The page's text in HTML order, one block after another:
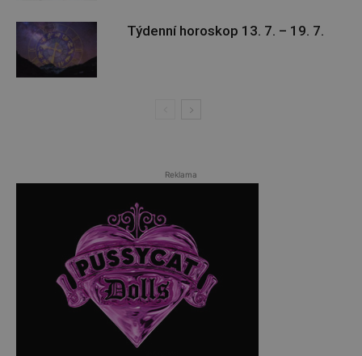
Týdenní horoskop 13. 7. – 19. 7.
Reklama